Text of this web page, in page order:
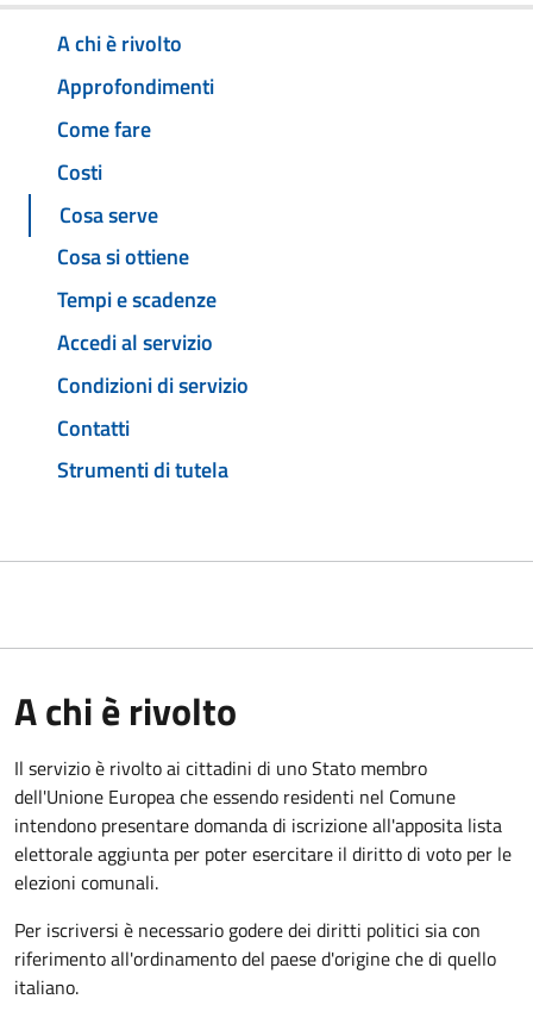
A chi è rivolto
Approfondimenti
Come fare
Costi
Cosa serve
Cosa si ottiene
Tempi e scadenze
Accedi al servizio
Condizioni di servizio
Contatti
Strumenti di tutela
A chi è rivolto
Il servizio è rivolto ai cittadini di uno Stato membro
dell'Unione Europea che essendo residenti nel Comune
intendono presentare domanda di iscrizione all'apposita lista
elettorale aggiunta per poter esercitare il diritto di voto per le
elezioni comunali.
Per iscriversi è necessario godere dei diritti politici sia con
riferimento all'ordinamento del paese d'origine che di quello
italiano.